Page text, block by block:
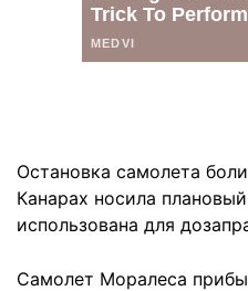
Остановка самолета
Канарах носила
использована для
Самолет Моралеса